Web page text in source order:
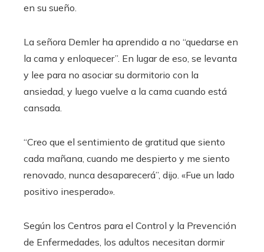
en su sueño.
La señora Demler ha aprendido a no “quedarse en
la cama y enloquecer”. En lugar de eso, se levanta
y lee para no asociar su dormitorio con la
ansiedad, y luego vuelve a la cama cuando está
cansada.
“Creo que el sentimiento de gratitud que siento
cada mañana, cuando me despierto y me siento
renovado, nunca desaparecerá”, dijo. «Fue un lado
positivo inesperado».
Según los Centros para el Control y la Prevención
de Enfermedades, los adultos necesitan dormir